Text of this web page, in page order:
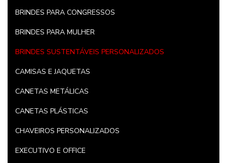
BRINDES PARA CONGRESSOS
BRINDES PARA MULHER
BRINDES SUSTENTÁVEIS PERSONALIZADOS
CAMISAS E JAQUETAS
CANETAS METÁLICAS
CANETAS PLÁSTICAS
CHAVEIROS PERSONALIZADOS
EXECUTIVO E OFFICE